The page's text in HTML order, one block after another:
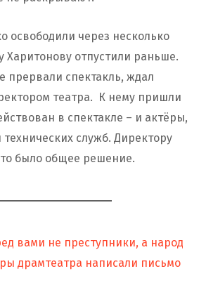
освободили через несколько
Харитонову отпустили раньше.
прервали спектакль, ждал
театра. К нему пришли
в спектакле – и актёры,
технических служб. Директору
было общее решение.
вами не преступники, а народ
драмтеатра написали письмо